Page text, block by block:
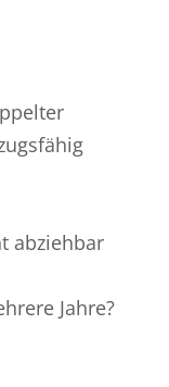
abziehbar
Jahre?